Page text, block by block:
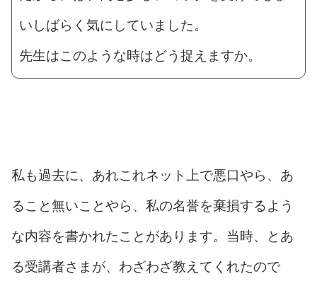
いしばらく気にしていました。
先生はこのような時はどう捉えますか。
私も過去に、あれこれネット上で悪口やら、あ
ること無いことやら、私の名誉を棄損するよう
な内容を書かれたことがあります。当時、とあ
る受講者さまが、わざわざ教えてくれたので